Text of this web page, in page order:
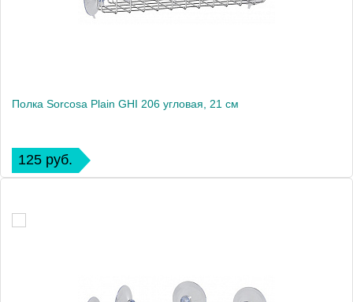
Полка Sorcosa Plain GHI 206 угловая, 21 см
125 руб.